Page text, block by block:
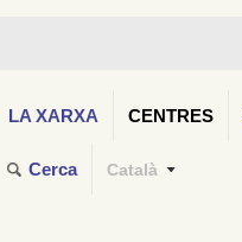
LA XARXA CENTRES
Cerca Català